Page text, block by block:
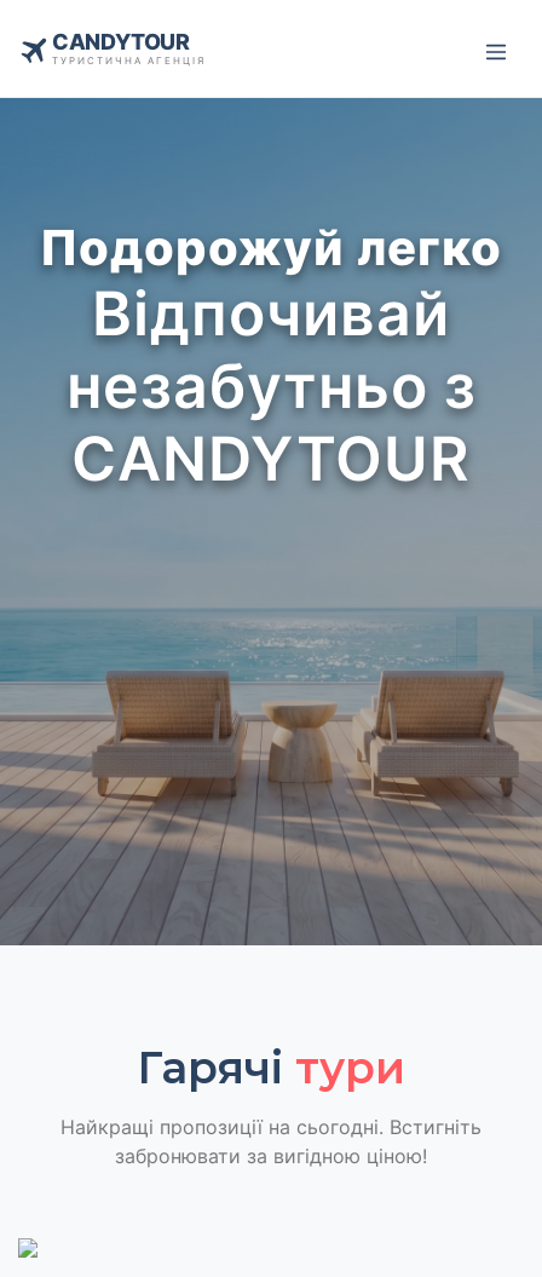
CANDYTOUR
ТУРИСТИЧНА АГЕНЦІЯ
Подорожуй легко
Відпочивай
незабутньо з
CANDYTOUR
Гарячі тури
Найкращі пропозиції на сьогодні. Встигніть
забронювати за вигідною ціною!